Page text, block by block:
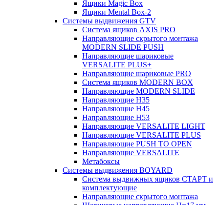
Ящики Magic Box
Ящики Mental Box-2
Системы выдвижения GTV
Система ящиков AXIS PRO
Направляющие скрытого монтажа
MODERN SLIDE PUSH
Направляющие шариковые
VERSALITE PLUS+
Направляющие шариковые PRO
Система ящиков MODERN BOX
Направляющие MODERN SLIDE
Направляющие H35
Направляющие H45
Направляющие H53
Направляющие VERSALITE LIGHT
Направляющие VERSALITE PLUS
Направляющие PUSH TO OPEN
Направляющие VERSALITE
Метабоксы
Системы выдвижения BOYARD
Система выдвижных ящиков СТАРТ и
комплектующие
Направляющие скрытого монтажа